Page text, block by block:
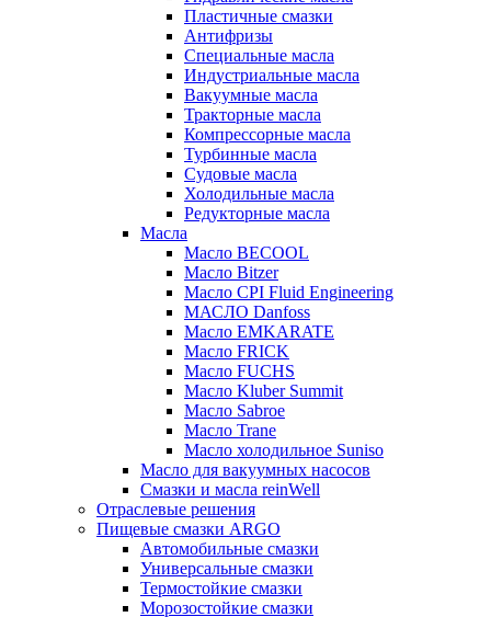
Пластичные смазки
Антифризы
Специальные масла
Индустриальные масла
Вакуумные масла
Тракторные масла
Компрессорные масла
Турбинные масла
Судовые масла
Холодильные масла
Редукторные масла
Масла
Масло BECOOL
Масло Bitzer
Масло CPI Fluid Engineering
МАСЛО Danfoss
Масло EMKARATE
Масло FRICK
Масло FUCHS
Масло Kluber Summit
Масло Sabroe
Масло Trane
Масло холодильное Suniso
Масло для вакуумных насосов
Смазки и масла reinWell
Отраслевые решения
Пищевые смазки ARGO
Автомобильные смазки
Универсальные смазки
Термостойкие смазки
Морозостойкие смазки